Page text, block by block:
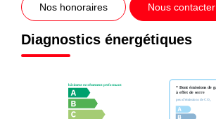
Nos honoraires Nous contacter
Diagnostics énergétiques